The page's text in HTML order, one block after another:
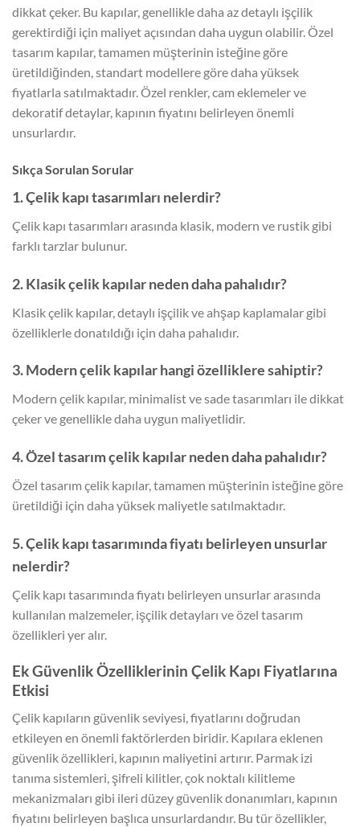
dikkat çeker. Bu kapılar, genellikle daha az detaylı işçilik
gerektirdiği için maliyet açısından daha uygun olabilir. Özel
tasarım kapılar, tamamen müşterinin isteğine göre
üretildiğinden, standart modellere göre daha yüksek
fiyatlarla satılmaktadır. Özel renkler, cam eklemeler ve
dekoratif detaylar, kapının fiyatını belirleyen önemli
unsurlardır.
Sıkça Sorulan Sorular
1. Çelik kapı tasarımları nelerdir?
Çelik kapı tasarımları arasında klasik, modern ve rustik gibi
farklı tarzlar bulunur.
2. Klasik çelik kapılar neden daha pahalıdır?
Klasik çelik kapılar, detaylı işçilik ve ahşap kaplamalar gibi
özelliklerle donatıldığı için daha pahalıdır.
3. Modern çelik kapılar hangi özelliklere sahiptir?
Modern çelik kapılar, minimalist ve sade tasarımları ile dikkat
çeker ve genellikle daha uygun maliyetlidir.
4. Özel tasarım çelik kapılar neden daha pahalıdır?
Özel tasarım çelik kapılar, tamamen müşterinin isteğine göre
üretildiği için daha yüksek maliyetle satılmaktadır.
5. Çelik kapı tasarımında fiyatı belirleyen unsurlar
nelerdir?
Çelik kapı tasarımında fiyatı belirleyen unsurlar arasında
kullanılan malzemeler, işçilik detayları ve özel tasarım
özellikleri yer alır.
Ek Güvenlik Özelliklerinin Çelik Kapı Fiyatlarına
Etkisi
Çelik kapıların güvenlik seviyesi, fiyatlarını doğrudan
etkileyen en önemli faktörlerden biridir. Kapılara eklenen
güvenlik özellikleri, kapının maliyetini artırır. Parmak izi
tanıma sistemleri, şifreli kilitler, çok noktalı kilitleme
mekanizmaları gibi ileri düzey güvenlik donanımları, kapının
fiyatını belirleyen başlıca unsurlardandır. Bu tür özellikler,